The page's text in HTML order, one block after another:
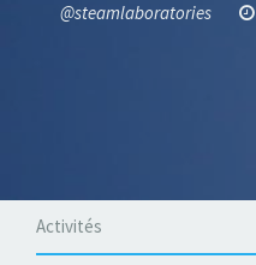
@steamlaboratories
Activités